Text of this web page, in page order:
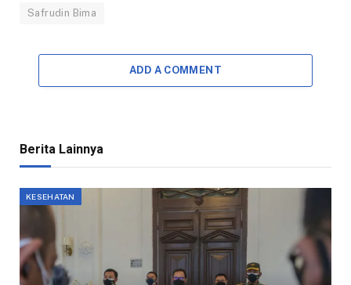
Safrudin Bima
ADD A COMMENT
Berita Lainnya
KESEHATAN